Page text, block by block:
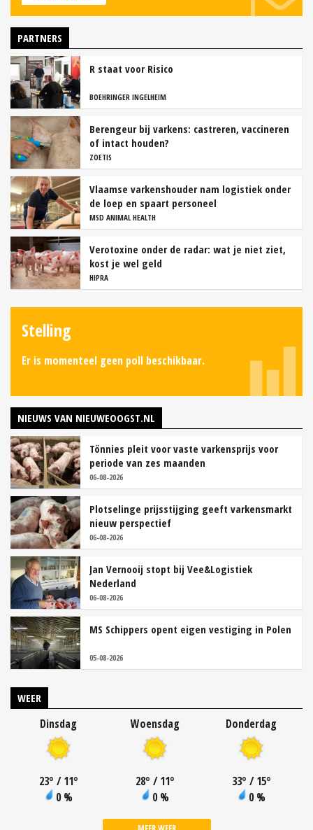
PARTNERS
R staat voor Risico
BOEHRINGER INGELHEIM
Berengeur bij varkens: castreren, vaccineren
of intact houden?
ZOETIS
Vlaamse varkenshouder nam logistiek onder
de loep en spaart personeel
MSD ANIMAL HEALTH
Verotoxine onder de radar: wat je niet ziet,
kost je wel geld
HIPRA
Stelling
Er is momenteel geen poll beschikbaar.
NIEUWS VAN NIEUWEOOGST.NL
Tönnies pleit voor vaste varkensprijs voor
periode van zes maanden
06-08-2026
Plotselinge prijsstijging geeft varkensmarkt
nieuw perspectief
06-08-2026
Jan Vernooij stopt bij Vee&Logistiek
Nederland
06-08-2026
MS Schippers opent eigen vestiging in Polen
05-08-2026
WEER
Dinsdag
23° / 11°
0 %
Woensdag
28° / 11°
0 %
Donderdag
33° / 15°
0 %